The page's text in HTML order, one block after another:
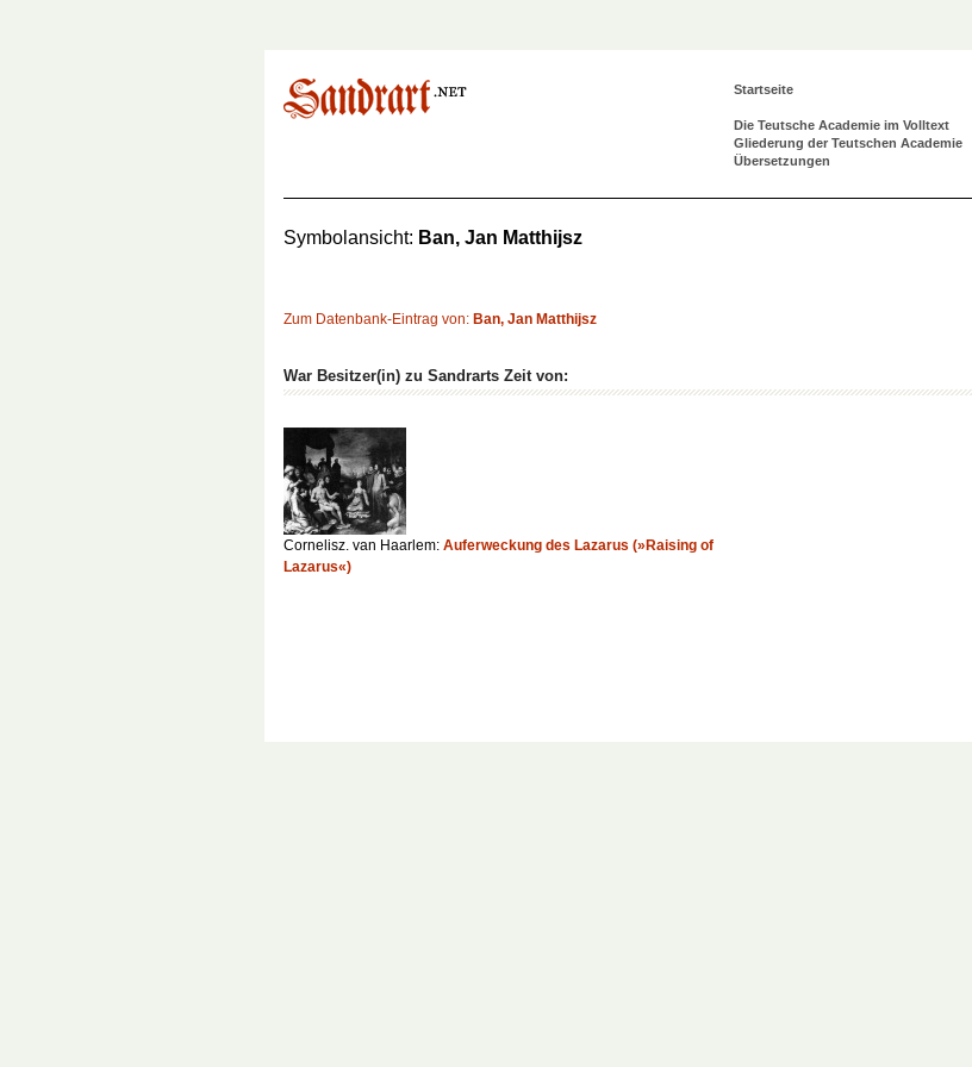
Startseite
Die Teutsche Academie im Volltext
Gliederung der Teutschen Academie
Übersetzungen
Symbolansicht: Ban, Jan Matthijsz
Zum Datenbank-Eintrag von: Ban, Jan Matthijsz
War Besitzer(in) zu Sandrarts Zeit von:
Cornelisz. van Haarlem: Auferweckung des Lazarus (»Raising of
Lazarus«)